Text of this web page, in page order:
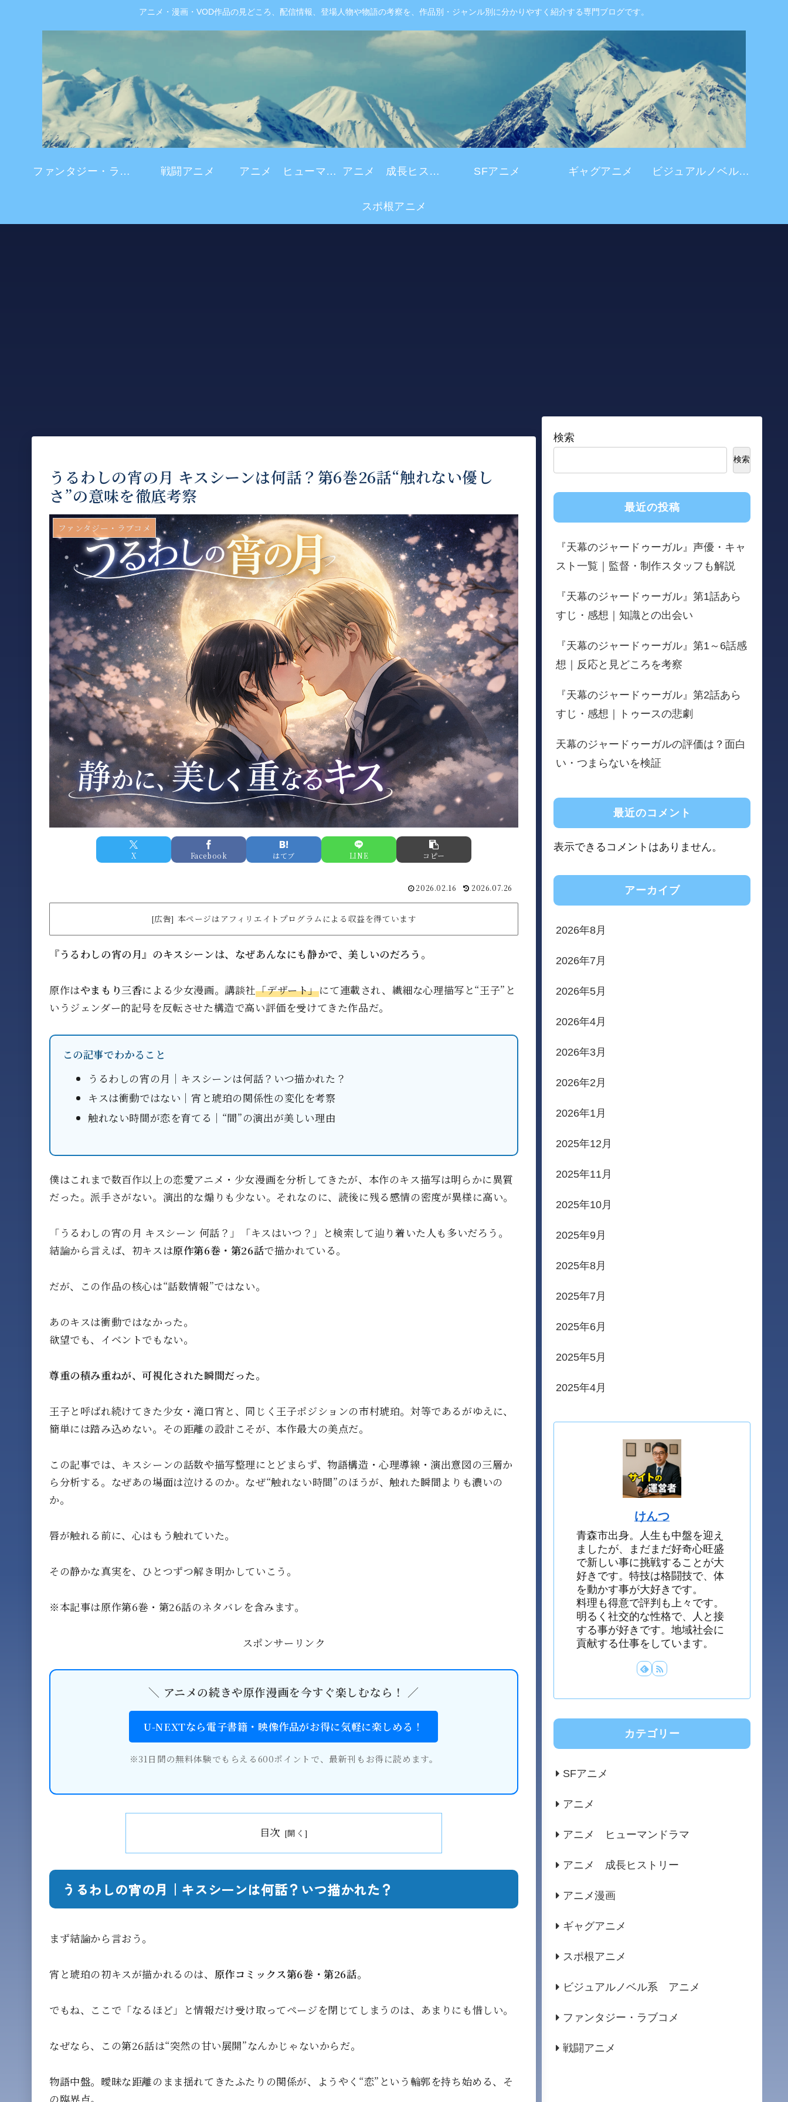
アニメ・漫画・VOD作品の見どころ、配信情報、登場人物や物語の考察を、作品別・ジャンル別に分かりやすく紹介する専門ブログです。
ファンタジー・ラブコメ 戦闘アニメ アニメ ヒューマンドラマ アニメ 成長ヒストリー SFアニメ ギャグアニメ ビジュアルノベル系 アニメ
スポ根アニメ
うるわしの宵の月 キスシーンは何話？第6巻26話“触れない優し
さ”の意味を徹底考察
ファンタジー・ラブコメ
X Facebook はてブ LINE コピー
2026.02.16 2026.07.26
[広告] 本ページはアフィリエイトプログラムによる収益を得ています
『うるわしの宵の月』のキスシーンは、なぜあんなにも静かで、美しいのだろう。
原作はやまもり三香による少女漫画。講談社「デザート」にて連載され、繊細な心理描写と“王子”と
いうジェンダー的記号を反転させた構造で高い評価を受けてきた作品だ。
この記事でわかること
うるわしの宵の月｜キスシーンは何話？いつ描かれた？
キスは衝動ではない｜宵と琥珀の関係性の変化を考察
触れない時間が恋を育てる｜“間”の演出が美しい理由
僕はこれまで数百作以上の恋愛アニメ・少女漫画を分析してきたが、本作のキス描写は明らかに異質
だった。派手さがない。演出的な煽りも少ない。それなのに、読後に残る感情の密度が異様に高い。
「うるわしの宵の月 キスシーン 何話？」「キスはいつ？」と検索して辿り着いた人も多いだろう。
結論から言えば、初キスは原作第6巻・第26話で描かれている。
だが、この作品の核心は“話数情報”ではない。
あのキスは衝動ではなかった。
欲望でも、イベントでもない。
尊重の積み重ねが、可視化された瞬間だった。
王子と呼ばれ続けてきた少女・滝口宵と、同じく王子ポジションの市村琥珀。対等であるがゆえに、
簡単には踏み込めない。その距離の設計こそが、本作最大の美点だ。
この記事では、キスシーンの話数や描写整理にとどまらず、物語構造・心理導線・演出意図の三層か
ら分析する。なぜあの場面は泣けるのか。なぜ“触れない時間”のほうが、触れた瞬間よりも濃いの
か。
唇が触れる前に、心はもう触れていた。
その静かな真実を、ひとつずつ解き明かしていこう。
※本記事は原作第6巻・第26話のネタバレを含みます。
スポンサーリンク
＼ アニメの続きや原作漫画を今すぐ楽しむなら！ ／
U-NEXTなら電子書籍・映像作品がお得に気軽に楽しめる！
※31日間の無料体験でもらえる600ポイントで、最新刊もお得に読めます。
目次
うるわしの宵の月｜キスシーンは何話？いつ描かれた？
まず結論から言おう。
宵と琥珀の初キスが描かれるのは、 原作コミックス第6巻・第26話。
でもね、ここで「なるほど」と情報だけ受け取ってページを閉じてしまうのは、あまりにも惜しい。
なぜなら、この第26話は“突然の甘い展開”なんかじゃないからだ。
物語中盤。曖昧な距離のまま揺れてきたふたりの関係が、ようやく“恋”という輪郭を持ち始める、そ
の臨界点。
検索
検索
最近の投稿
『天幕のジャードゥーガル』声優・キャ
スト一覧｜監督・制作スタッフも解説
『天幕のジャードゥーガル』第1話あら
すじ・感想｜知識との出会い
『天幕のジャードゥーガル』第1～6話感
想｜反応と見どころを考察
『天幕のジャードゥーガル』第2話あら
すじ・感想｜トゥースの悲劇
天幕のジャードゥーガルの評価は？面白
い・つまらないを検証
最近のコメント
表示できるコメントはありません。
アーカイブ
2026年8月
2026年7月
2026年5月
2026年4月
2026年3月
2026年2月
2026年1月
2025年12月
2025年11月
2025年10月
2025年9月
2025年8月
2025年7月
2025年6月
2025年5月
2025年4月
けんつ
青森市出身。人生も中盤を迎え
ましたが、まだまだ好奇心旺盛
で新しい事に挑戦することが大
好きです。特技は格闘技で、体
を動かす事が大好きです。
料理も得意で評判も上々です。
明るく社交的な性格で、人と接
する事が好きです。地域社会に
貢献する仕事をしています。
カテゴリー
SFアニメ
アニメ
アニメ ヒューマンドラマ
アニメ 成長ヒストリー
アニメ漫画
ギャグアニメ
スポ根アニメ
ビジュアルノベル系 アニメ
ファンタジー・ラブコメ
戦闘アニメ